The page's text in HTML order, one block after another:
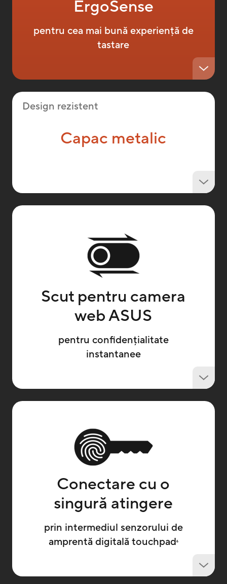
ErgoSense
pentru cea mai bună experiență de
tastare
Design rezistent
Capac metalic
Scut pentru camera
web ASUS
pentru confidențialitate
instantanee
Conectare cu o
singură atingere
prin intermediul senzorului de
amprentă digitală touchpad6